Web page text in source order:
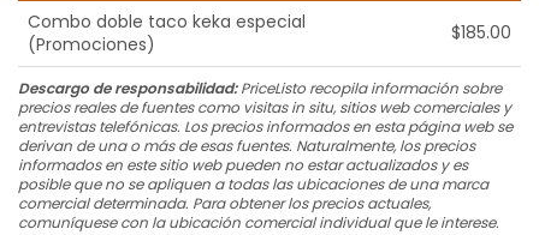
Combo doble taco keka especial
(Promociones)
$185.00
Descargo de responsabilidad:PriceListo recopila información sobre
precios reales de fuentes como visitas in situ, sitios web comerciales y
entrevistas telefónicas. Los precios informados en esta página web se
derivan de una o más de esas fuentes. Naturalmente, los precios
informados en este sitio web pueden no estar actualizados y es
posible que no se apliquen a todas las ubicaciones de una marca
comercial determinada. Para obtener los precios actuales,
comuníquese con la ubicación comercial individual que le interese.